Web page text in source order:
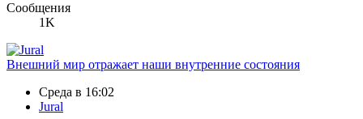
Сообщения
1K
Внешний мир отражает наши внутренние состояния
Среда в 16:02
Jural